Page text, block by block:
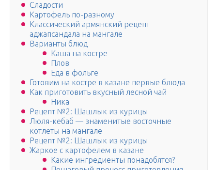
Сладости
Картофель по-разному
Классический армянский рецепт
аджапсандала на мангале
Варианты блюд
Каша на костре
Плов
Еда в фольге
Готовим на костре в казане первые блюда
Как приготовить вкусный лесной чай
Ника
Рецепт №2: Шашлык из курицы
Люля-кебаб — знаменитые восточные
котлеты на мангале
Рецепт №2: Шашлык из курицы
Жаркое с картофелем в казане
Какие ингредиенты понадобятся?